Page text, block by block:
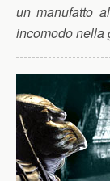
un manufatto
incomodo nella